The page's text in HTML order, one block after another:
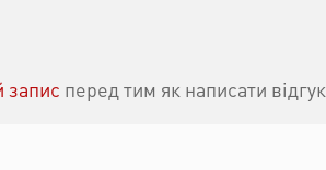
запис перед тим як написати відгук